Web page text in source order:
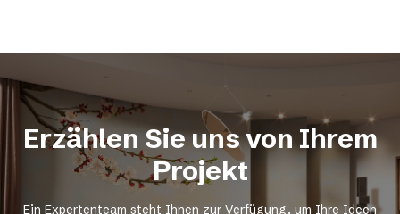
Erzählen Sie uns von Ihrem
Projekt
Ein Expertenteam steht Ihnen zur Verfügung, um Ihre Ideen